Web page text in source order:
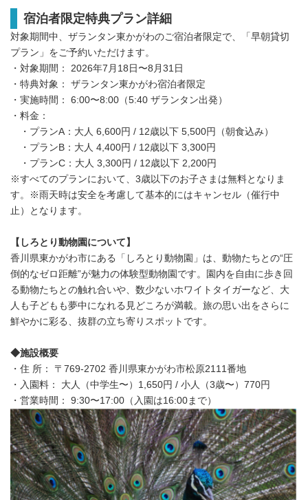
宿泊者限定特典プラン詳細
対象期間中、ザランタン東かがわのご宿泊者限定で、「早朝貸切
プラン」をご予約いただけます。
・対象期間： 2026年7月18日〜8月31日
・特典対象： ザランタン東かがわ宿泊者限定
・実施時間： 6:00〜8:00（5:40 ザランタン出発）
・料金：
・プランA：大人 6,600円 / 12歳以下 5,500円（朝食込み）
・プランB：大人 4,400円 / 12歳以下 3,300円
・プランC：大人 3,300円 / 12歳以下 2,200円
※すべてのプランにおいて、3歳以下のお子さまは無料となりま
す。※雨天時は安全を考慮して基本的にはキャンセル（催行中
止）となります。
【しろとり動物園について】
香川県東かがわ市にある「しろとり動物園」は、動物たちとの“圧
倒的なゼロ距離”が魅力の体験型動物園です。園内を自由に歩き回
る動物たちとの触れ合いや、数少ないホワイトタイガーなど、大
人も子どもも夢中になれる見どころが満載。旅の思い出をさらに
鮮やかに彩る、抜群の立ち寄りスポットです。
◆施設概要
・住 所： 〒769-2702 香川県東かがわ市松原2111番地
・入園料： 大人（中学生〜）1,650円 / 小人（3歳〜）770円
・営業時間： 9:30〜17:00（入園は16:00まで）